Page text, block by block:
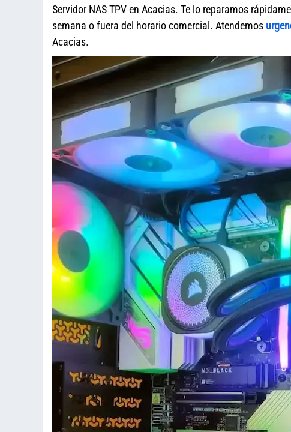
Servidor NAS TPV en Acacias. Te lo reparamos
semana o fuera del horario comercial. Atendemos
Acacias.